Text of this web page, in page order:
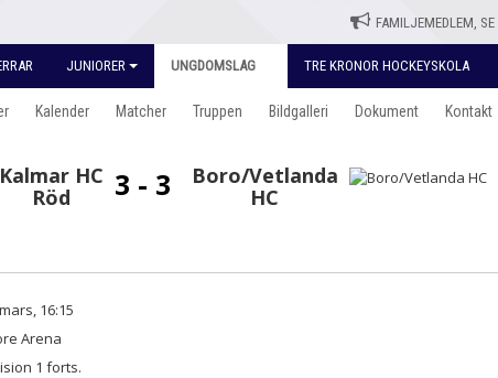
FAMILJEMEDLEM,
JUNIORER UNGDOMSLAG TRE KRONOR HOCKEYSKOLA
Kalender Matcher Truppen Bildgalleri Dokument Kontakt
Kalmar HC
Röd
3 - 3
Boro/Vetlanda
HC
16:15
Arena
1 forts.